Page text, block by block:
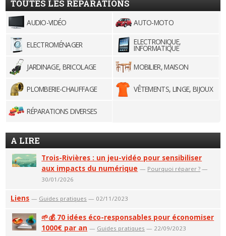
TOUTES LES RÉPARATIONS
AUDIO-VIDÉO AUTO-MOTO
ELECTROMÉNAGER ELECTRONIQUE,
INFORMATIQUE
JARDINAGE, BRICOLAGE
MOBILIER, MAISON
PLOMBERIE-CHAUFFAGE VÊTEMENTS, LINGE, BIJOUX
RÉPARATIONS DIVERSES
A LIRE
Trois-Rivières : un jeu-vidéo pour sensibiliser
aux impacts du numérique — Pourquoi réparer ? —
30/01/2026
Liens — Guides pratiques — 02/11/2023
🌱💰 70 idées éco-responsables pour économiser
1000€ par an — Guides pratiques — 22/09/2023